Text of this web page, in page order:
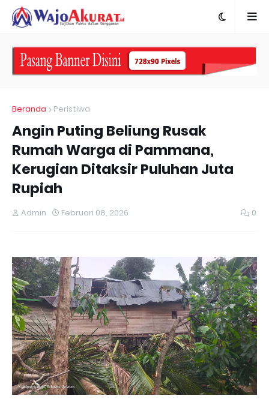
Beranda Peristiwa
Angin Puting Beliung Rusak
Rumah Warga di Pammana,
Kerugian Ditaksir Puluhan Juta
Rupiah
Admin Februari 08, 2026 0